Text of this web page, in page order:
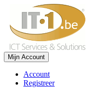
Mijn Account
Account
Registreer